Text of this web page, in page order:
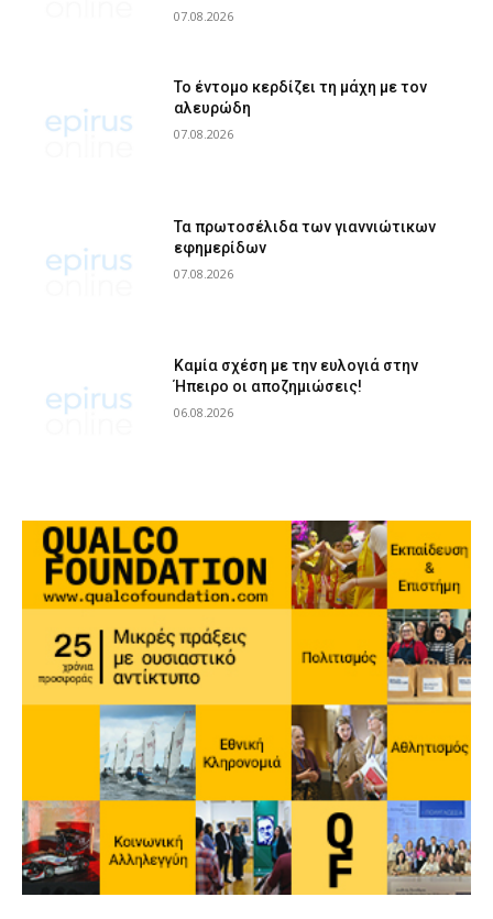
07.08.2026
Το έντομο κερδίζει τη μάχη με τον
αλευρώδη
07.08.2026
Τα πρωτοσέλιδα των γιαννιώτικων
εφημερίδων
07.08.2026
Καμία σχέση με την ευλογιά στην
Ήπειρο οι αποζημιώσεις!
06.08.2026